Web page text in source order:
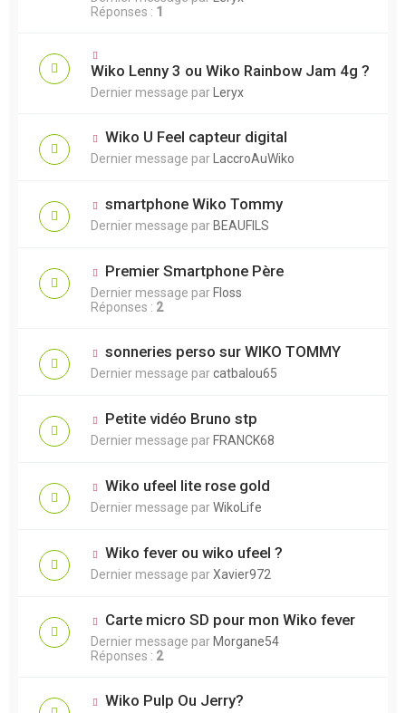
Réponses : 1
Wiko Lenny 3 ou Wiko Rainbow Jam 4g ?
Dernier message par Leryx
Wiko U Feel capteur digital
Dernier message par LaccroAuWiko
smartphone Wiko Tommy
Dernier message par BEAUFILS
Premier Smartphone Père
Dernier message par Floss
Réponses : 2
sonneries perso sur WIKO TOMMY
Dernier message parcatbalou65
Petite vidéo Bruno stp
Dernier message par FRANCK68
Wiko ufeel lite rose gold
Dernier message parWikoLife
Wiko fever ou wiko ufeel ?
Dernier message parXavier972
Carte micro SD pour mon Wiko fever
Dernier message par Morgane54
Réponses : 2
Wiko Pulp Ou Jerry?